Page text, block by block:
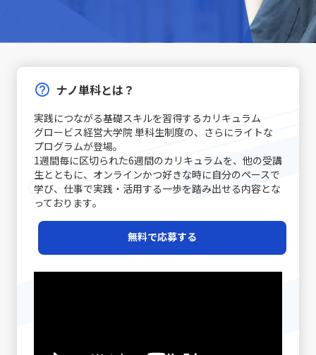
ナノ単科とは？
実践につながる基礎スキルを習得するカリキュラム
グロービス経営大学院 単科生制度の、さらにライトな
プログラムが登場｡
1週間毎に区切られた6週間のカリキュラムを、他の受講
生とともに、オンラインかつ好きな時に自分のペースで
学び、仕事で実践・活用する一歩を踏み出せる内容とな
っております｡
無料で応募する